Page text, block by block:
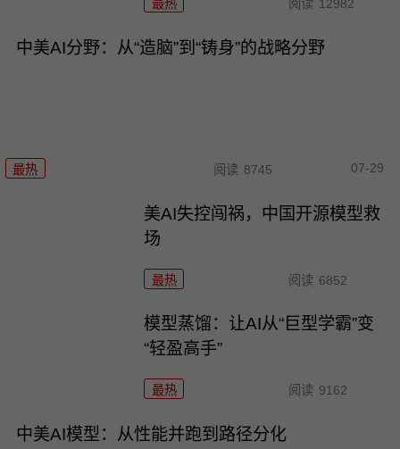
最热 阅读 12982
中美AI分野：从“造脑”到“铸身”的战略分野
最热 阅读 8745 07-29
美AI失控闯祸，中国开源模型救
场
最热 阅读 6852
模型蒸馏：让AI从“巨型学霸”变
“轻盈高手”
最热 阅读 9162
中美AI模型：从性能并跑到路径分化